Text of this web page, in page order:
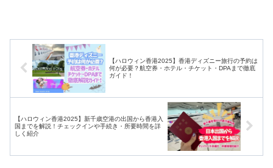
【ハロウィン香港2025】香港ディズニー旅行の予約は
何が必要？航空券・ホテル・チケット・DPAまで徹底
ガイド！
【ハロウィン香港2025】新千歳空港の出国から香港入
国までを解説！チェックインや手続き・所要時間を詳
しく紹介